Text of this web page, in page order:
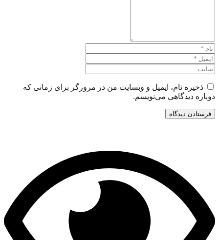
ذخیره نام، ایمیل و وبسایت من در مرورگر برای زمانی که
دوباره دیدگاهی می‌نویسم.